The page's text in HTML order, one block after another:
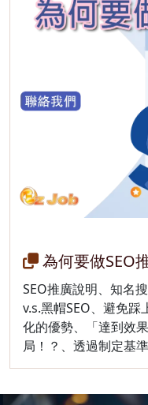
為何要做SEO
SEO推廣說明、知名
v.s.黑帽SEO、避免踩
化的優勢、「達到效
局！？、透過制定基